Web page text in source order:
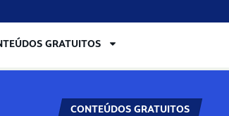
GRATUITOS
CONTEÚDOS GRATUITOS